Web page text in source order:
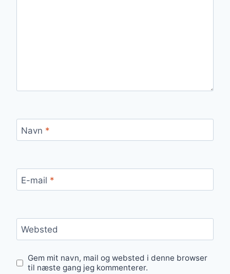
Navn *
E-mail *
Websted
Gem mit navn, mail og websted i denne browser
til næste gang jeg kommenterer.